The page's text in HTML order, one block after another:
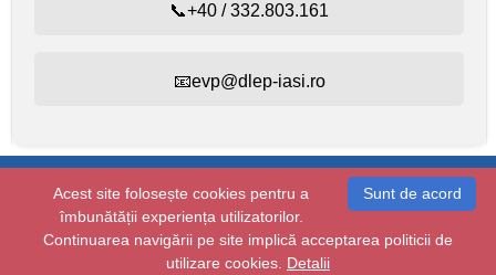
📞+40 / 332.803.161
📧evp@dlep-iasi.ro
+40 / 332.803.160
Starea civilă:
+40 / 232.410.314
Copyright © 2026 dlep-iasi.ro
Toate drepturile rezervate.
Termeni si conditii
Sunt de acord
Acest site folosește cookies pentru a
îmbunătății experiența utilizatorilor.
Continuarea navigării pe site implică acceptarea politicii de
utilizare cookies. Detalii